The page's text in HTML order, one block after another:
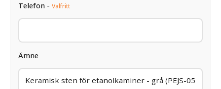
Telefon - Valfritt
Ämne